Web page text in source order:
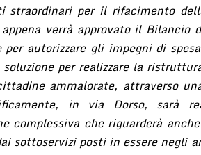
straordinari per il rifacimento
verrà approvato il Bilancio
per autorizzare gli impegni di
per realizzare la
ammalorate, attraverso
in via Dorso, sarà
complessiva che riguarderà
sottoservizi posti in essere negli